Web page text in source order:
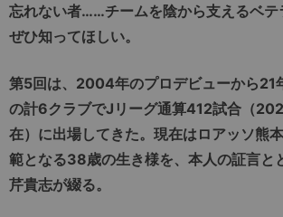
忘れない者……チームを陰から支えるベテ
ぜひ知ってほしい。
第5回は、2004年のプロデビューから21
の計6クラブでJリーグ通算412試合（
在）に出場してきた。現在はロアッソ熊
範となる38歳の生き様を、本人の証言と
芹貴志が綴る。